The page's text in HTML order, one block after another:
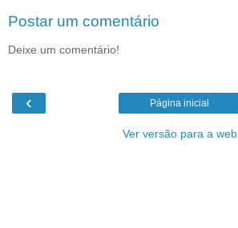
Postar um comentário
Deixe um comentário!
‹ Página inicial
Ver versão para a web